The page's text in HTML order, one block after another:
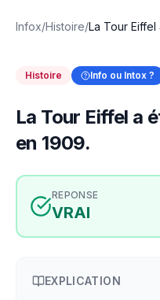
Infox/Histoire/La Tour
Histoire Info ou Intox ?
La Tour Eiffel a
en 1909.
REPONSE
VRAI
EXPLICATION